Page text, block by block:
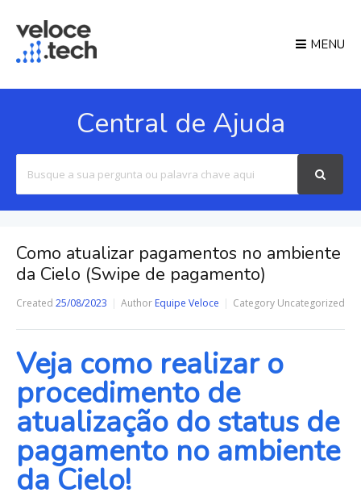
MENU
Central de Ajuda
For
Como atualizar pagamentos no ambiente
da Cielo (Swipe de pagamento)
Created 25/08/2023 Author Equipe Veloce Category Uncategorized
Veja como realizar o
procedimento de
atualização do status de
pagamento no ambiente
da Cielo!